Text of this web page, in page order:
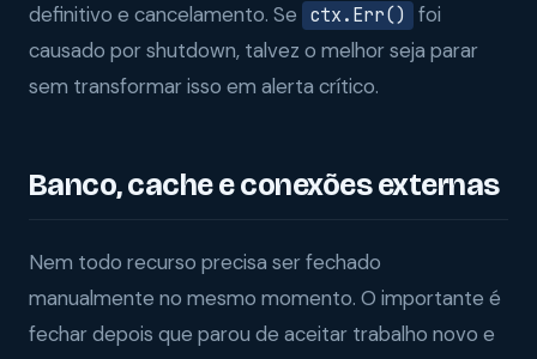
definitivo e cancelamento. Se ctx.Err()
foi
causado por shutdown, talvez o melhor seja parar
sem transformar isso em alerta crítico.
Banco, cache e conexões externas
Nem todo recurso precisa ser fechado
manualmente no mesmo momento. O importante é
fechar depois que parou de aceitar trabalho novo e